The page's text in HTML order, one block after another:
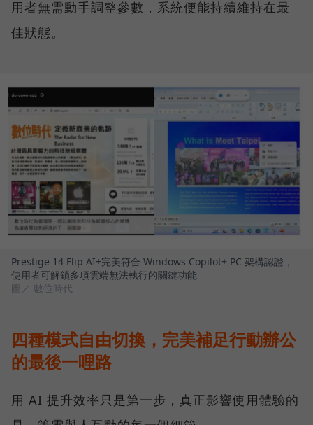
用者無需動手調整參數，系統便能持續維持在最
佳狀態。
Prestige 14 Flip AI+完美符合 Windows Copilot+ PC 架構認證，
使用者可解鎖多項雲端無法執行的關鍵功能
圖／ 數位時代
四種模式自由切換，完美補足行動辦公
的最後一哩路
用 AI 提升效率只是第一步，真正影響使用體驗的